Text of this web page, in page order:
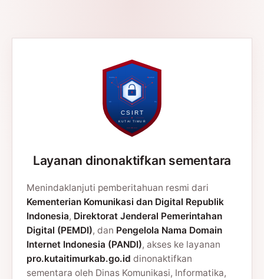
Layanan dinonaktifkan sementara
Menindaklanjuti pemberitahuan resmi dari
Kementerian Komunikasi dan Digital Republik
Indonesia, Direktorat Jenderal Pemerintahan
Digital (PEMDI), dan Pengelola Nama Domain
Internet Indonesia (PANDI), akses ke layanan
pro.kutaitimurkab.go.id dinonaktifkan
sementara oleh Dinas Komunikasi, Informatika,